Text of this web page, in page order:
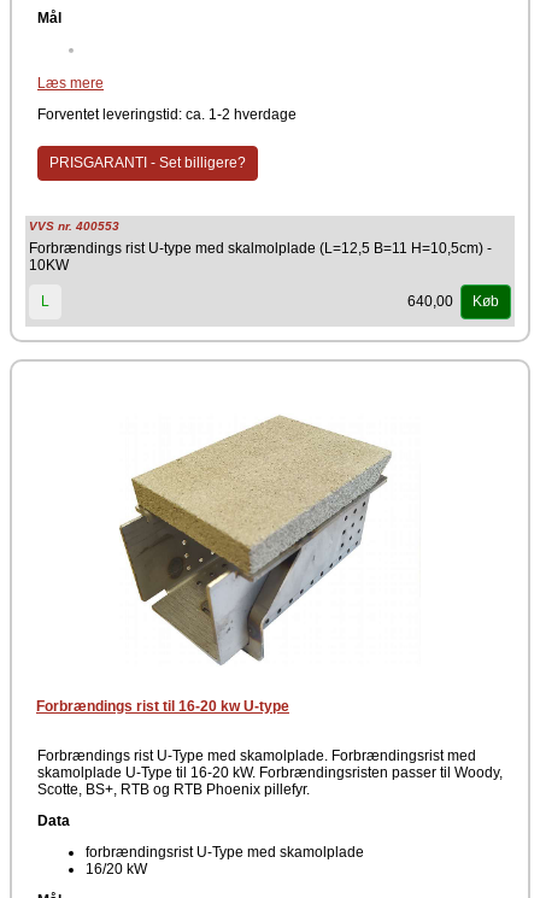
Mål
Materiale
Rustfri stål
Producent
Læs mere
Forventet leveringstid: ca. 1-2 hverdage
PRISGARANTI - Set billigere?
VVS nr. 400553
Forbrændings rist U-type med skalmolplade (L=12,5 B=11 H=10,5cm) -
10KW
L 640,00 Køb
Forbrændings rist til 16-20 kw U-type
Forbrændings rist U-Type med skamolplade. Forbrændingsrist med
skamolplade U-Type til 16-20 kW. Forbrændingsristen passer til Woody,
Scotte, BS+, RTB og RTB Phoenix pillefyr.
Data
forbrændingsrist U-Type med skamolplade
16/20 kW